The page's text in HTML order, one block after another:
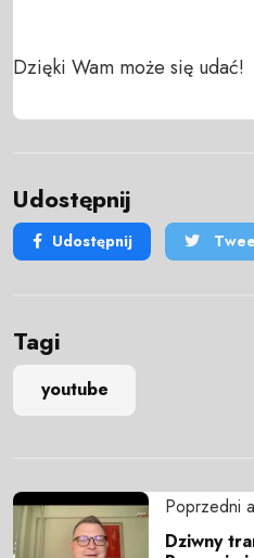
Dzięki Wam może się udać!
Udostępnij
Udostępnij
Tagi
youtube
Poprzedni
Dziwny